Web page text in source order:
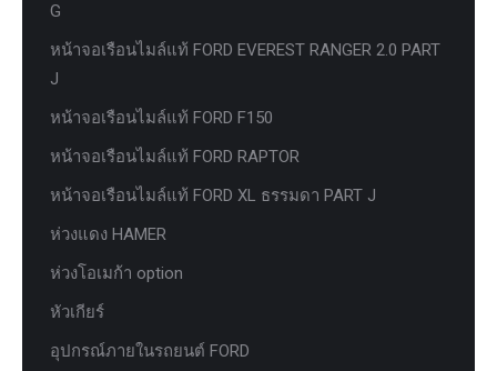
G
หน้าจอเรือนไมล์แท้ FORD EVEREST RANGER 2.0 PART
J
หน้าจอเรือนไมล์แท้ FORD F150
หน้าจอเรือนไมล์แท้ FORD RAPTOR
หน้าจอเรือนไมล์แท้ FORD XL ธรรมดา PART J
ห่วงแดง HAMER
ห่วงโอเมก้า option
หัวเกียร์
อุปกรณ์ภายในรถยนต์ FORD